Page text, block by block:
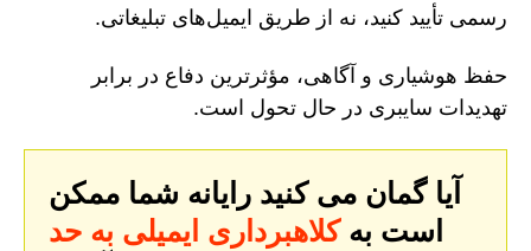
رسمی تأیید کنید، نه از طریق ایمیل‌های تبلیغاتی.
حفظ هوشیاری و آگاهی، مؤثرترین دفاع در برابر
تهدیدات سایبری در حال تحول است.
آیا گمان می کنید رایانه شما ممکن
است بهکلاهبرداری ایمیلی به حد